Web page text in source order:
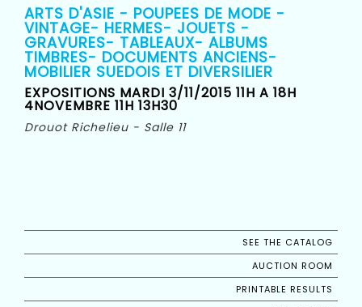
ARTS D'ASIE - POUPEES DE MODE -
VINTAGE- HERMES- JOUETS -
GRAVURES- TABLEAUX- ALBUMS
TIMBRES- DOCUMENTS ANCIENS-
MOBILIER SUEDOIS ET DIVERSILIER
EXPOSITIONS MARDI 3/11/2015 11H A 18H
4NOVEMBRE 11H 13H30
Drouot Richelieu - Salle 11
SEE THE CATALOG
AUCTION ROOM
PRINTABLE RESULTS